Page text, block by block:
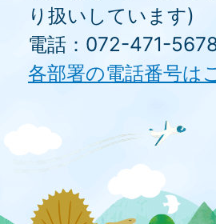
り扱いしています)
電話：072-471-
各部署の電話番号は